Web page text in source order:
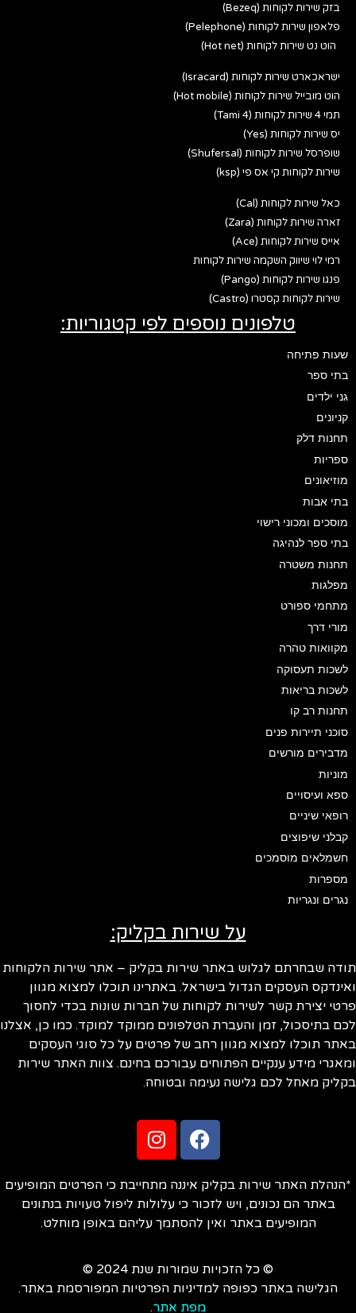
בזק שירות לקוחות (Bezeq)
פלאפון שירות לקוחות (Pelephone)
הוט נט שירות לקוחות (Hot net)
ישראכארט שירות לקוחות (Isracard)
הוט מובייל שירות לקוחות (Hot mobile)
תמי 4 שירות לקוחות (Tami 4)
יס שירות לקוחות (Yes)
שופרסל שירות לקוחות (Shufersal)
שירות לקוחות קי אס פי (ksp)
כאל שירות לקוחות (Cal)
זארה שירות לקוחות (Zara)
אייס שירות לקוחות (Ace)
רמי לוי שיווק השקמה שירות לקוחות
פנגו שירות לקוחות (Pango)
שירות לקוחות קסטרו (Castro)
טלפונים נוספים לפי קטגוריות:
שעות פתיחה
בתי ספר
גני ילדים
קניונים
תחנות דלק
ספריות
מוזיאונים
בתי אבות
מוסכים ומכוני רישוי
בתי ספר לנהיגה
תחנות משטרה
מפלגות
מתחמי ספורט
מורי דרך
מקוואות טהרה
לשכות תעסוקה
לשכות בריאות
תחנות רב קו
סוכני תיירות פנים
מדבירים מורשים
מוניות
ספא ועיסויים
רופאי שיניים
קבלני שיפוצים
חשמלאים מוסמכים
מספרות
נגרים ונגריות
על שירות בקליק:
שבחרתם לגלוש באתר שירות בקליק – אתר שירות הלקוחות
העסקים הגדול בישראל. באתרינו תוכלו למצוא מגוון
יצירת קשר לשירות לקוחות של חברות שונות בכדי לחסוך
בתיסכול, זמן והעברת הטלפונים ממוקד למוקד. כמו כן, אצלנו
תוכלו למצוא מגוון רחב של פרטים על כל סוגי העסקים
מידע ענקיים הפתוחים עבורכם בחינם. צוות האתר שירות
מאחל לכם גלישה נעימה ובטוחה.
האתר שירות בקליק איננה מתחייבת כי הפרטים המופיעים
באתר הם נכונים, ויש לזכור כי עלולות ליפול טעויות בנתונים
המופיעים באתר ואין להסתמך עליהם באופן מוחלט.
© כל הזכויות שמורות שנת 2024 ©
הגלישה באתר כפופה למדיניות הפרטיות המפורסמת באתר.
מפת אתר.